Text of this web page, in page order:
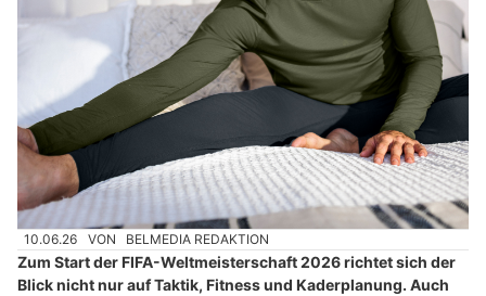
10.06.26 VON BELMEDIA REDAKTION
Zum Start der FIFA-Weltmeisterschaft 2026 richtet sich der
Blick nicht nur auf Taktik, Fitness und Kaderplanung. Auch